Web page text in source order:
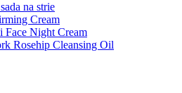
na strie
Cream
Face Night Cream
Rosehip Cleansing Oil